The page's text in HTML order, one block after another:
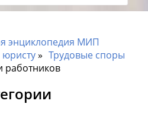
энциклопедия МИП
юристу
Трудовые споры
работников